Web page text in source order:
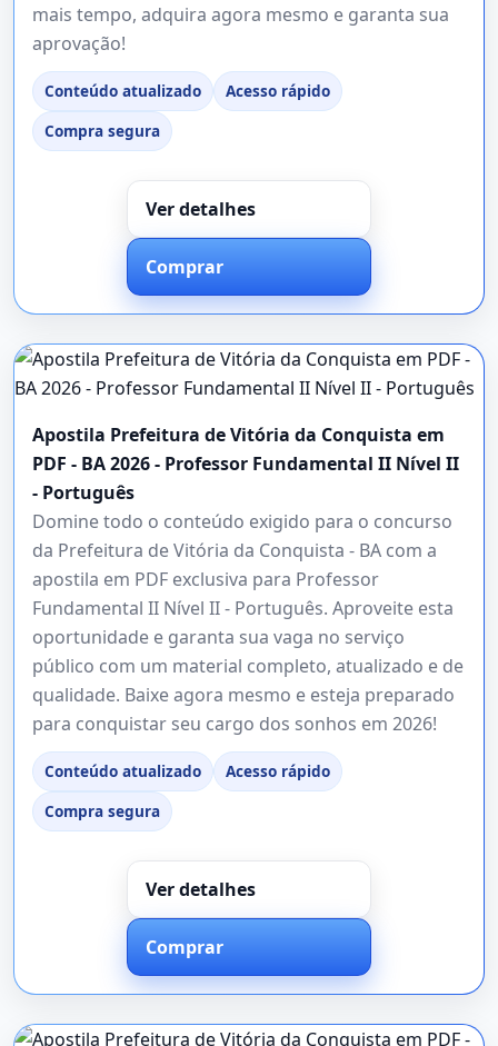
mais tempo, adquira agora mesmo e garanta sua
aprovação!
Conteúdo atualizado
Acesso rápido
Compra segura
Ver detalhes
Comprar
Apostila Prefeitura de Vitória da Conquista em
PDF - BA 2026 - Professor Fundamental II Nível II
- Português
Domine todo o conteúdo exigido para o concurso
da Prefeitura de Vitória da Conquista - BA com a
apostila em PDF exclusiva para Professor
Fundamental II Nível II - Português. Aproveite esta
oportunidade e garanta sua vaga no serviço
público com um material completo, atualizado e de
qualidade. Baixe agora mesmo e esteja preparado
para conquistar seu cargo dos sonhos em 2026!
Conteúdo atualizado
Acesso rápido
Compra segura
Ver detalhes
Comprar